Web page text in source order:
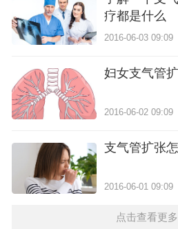
疗都是什么
2016-06-03 09:09
妇女支气管
2016-06-02 09:09
支气管扩张
2016-06-01 09:09
点击查看更多